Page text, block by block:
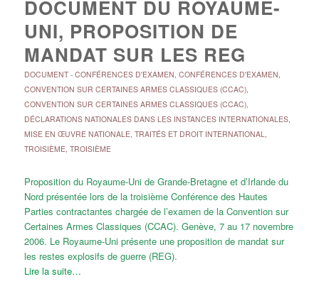
DOCUMENT DU ROYAUME-
UNI, PROPOSITION DE
MANDAT SUR LES REG
DOCUMENT- CONFÉRENCES D'EXAMEN, CONFÉRENCES D'EXAMEN,
CONVENTION SUR CERTAINES ARMES CLASSIQUES (CCAC),
CONVENTION SUR CERTAINES ARMES CLASSIQUES (CCAC),
DÉCLARATIONS NATIONALES DANS LES INSTANCES INTERNATIONALES,
MISE EN ŒUVRE NATIONALE, TRAITÉS ET DROIT INTERNATIONAL,
TROISIÈME, TROISIÈME
Proposition du Royaume-Uni de Grande-Bretagne et d’Irlande du
Nord présentée lors de la troisième Conférence des Hautes
Parties contractantes chargée de l’examen de la Convention sur
Certaines Armes Classiques (CCAC). Genève, 7 au 17 novembre
2006. Le Royaume-Uni présente une proposition de mandat sur
les restes explosifs de guerre (REG).
Lire la suite…